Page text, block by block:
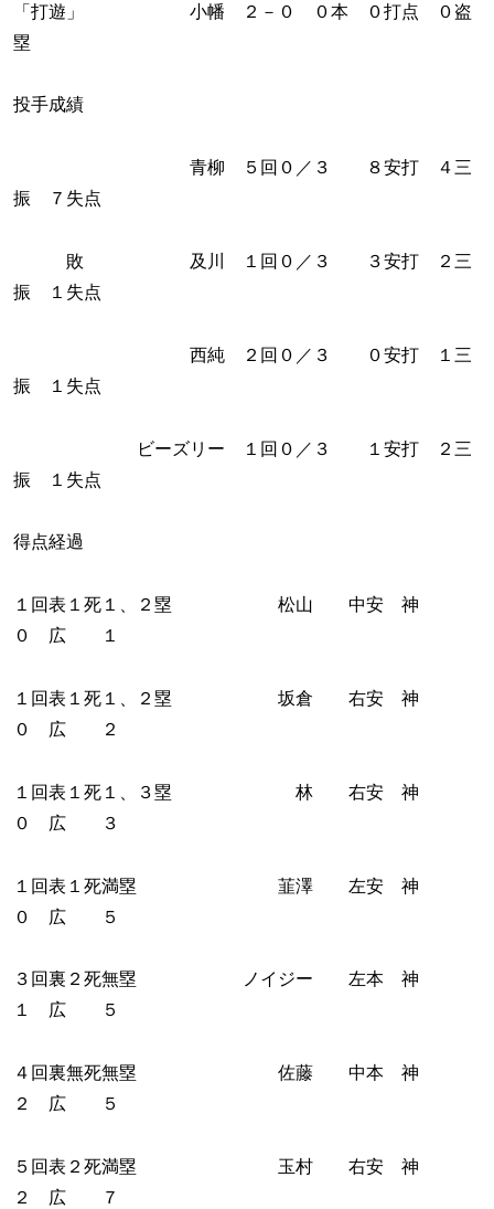
「打遊」 小幡 ２－０ ０本 ０打点 ０盗
塁
投手成績
青柳 ５回０／３ ８安打 ４三
振 ７失点
敗 及川 １回０／３ ３安打 ２三
振 １失点
西純 ２回０／３ ０安打 １三
振 １失点
ビーズリー １回０／３ １安打 ２三
振 １失点
得点経過
１回表１死１、２塁 松山 中安 神
０ 広 １
１回表１死１、２塁 坂倉 右安 神
０ 広 ２
１回表１死１、３塁 林 右安 神
０ 広 ３
１回表１死満塁 韮澤 左安 神
０ 広 ５
３回裏２死無塁 ノイジー 左本 神
１ 広 ５
４回裏無死無塁 佐藤 中本 神
２ 広 ５
５回表２死満塁 玉村 右安 神
２ 広 ７